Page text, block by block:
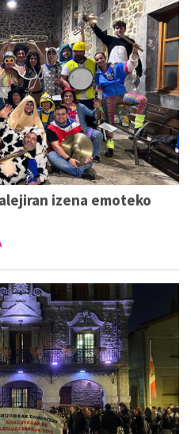
izena emoteko